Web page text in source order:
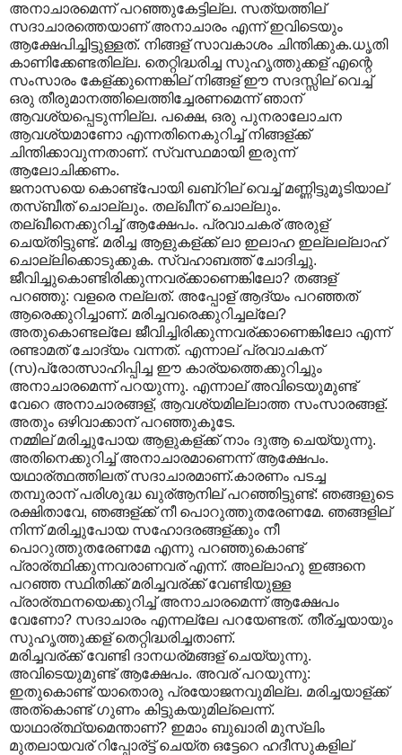
അനാചാരമെന്ന് പറഞ്ഞുകേട്ടില്ല. സത്യത്തില്
സദാചാരത്തെയാണ് അനാചാരം എന്ന് ഇവിടെയും
ആക്ഷേപിച്ചിട്ടുള്ളത്. നിങ്ങള് സാവകാശം ചിന്തിക്കുക.ധൃതി
കാണിക്കേണ്ടതില്ല. തെറ്റിദ്ധരിച്ച സുഹൃത്തുക്കള് എന്റെ
സംസാരം കേള്ക്കുന്നെങ്കില് നിങ്ങള് ഈ സദസ്സില് വെച്ച്
ഒരു തീരുമാനത്തിലെത്തിച്ചേരണമെന്ന് ഞാന്
ആവശ്യപ്പെടുന്നില്ല. പക്ഷെ, ഒരു പുനരാലോചന
ആവശ്യമാണോ എന്നതിനെകുറിച്ച് നിങ്ങള്ക്ക്
ചിന്തിക്കാവുന്നതാണ്. സ്വസ്ഥമായി ഇരുന്ന്
ആലോചിക്കണം.
ജനാസയെ കൊണ്ട്പോയി ഖബ്റില് വെച്ച് മണ്ണിട്ടുമൂടിയാല്
തസ്ബീത് ചൊല്ലും. തല്ഖീന് ചൊല്ലും.
തല്ഖീനെക്കുറിച്ച് ആക്ഷേപം. പ്രവാചകര് അരുള്
ചെയ്തിട്ടുണ്ട്. മരിച്ച ആളുകള്ക്ക് ലാ ഇലാഹ ഇല്ലല്ലാഹ്
ചൊല്ലിക്കൊടുക്കുക. സ്വഹാബത്ത് ചോദിച്ചു.
ജീവിച്ചുകൊണ്ടിരിക്കുന്നവര്ക്കാണെങ്കിലോ? തങ്ങള്
പറഞ്ഞു: വളരെ നല്ലത്. അപ്പോള് ആദ്യം പറഞ്ഞത്
ആരെക്കുറിച്ചാണ്. മരിച്ചവരെക്കുറിച്ചല്ലേ?
അതുകൊണ്ടല്ലേ ജീവിച്ചിരിക്കുന്നവര്ക്കാണെങ്കിലോ എന്ന്
രണ്ടാമത് ചോദ്യം വന്നത്. എന്നാല് പ്രവാചകന്
(സ)പ്രോത്സാഹിപ്പിച്ച ഈ കാര്യത്തെക്കുറിച്ചും
അനാചാരമെന്ന് പറയുന്നു. എന്നാല് അവിടെയുമുണ്ട്
വേറെ അനാചാരങ്ങള്, ആവശ്യമില്ലാത്ത സംസാരങ്ങള്.
അതും ഒഴിവാക്കാന് പറഞ്ഞുകൂടേ.
നമ്മില് മരിച്ചുപോയ ആളുകള്ക്ക് നാം ദുആ ചെയ്യുന്നു.
അതിനെക്കുറിച്ച് അനാചാരമാണെന്ന് ആക്ഷേപം.
യഥാര്ത്ഥത്തിലത് സദാചാരമാണ്.കാരണം പടച്ച
തമ്പുരാന് പരിശുദ്ധ ഖുര്ആനില് പറഞ്ഞിട്ടുണ്ട്: ഞങ്ങളുടെ
രക്ഷിതാവേ, ഞങ്ങള്ക്ക് നീ പൊറുത്തുതരേണമേ. ഞങ്ങളില്
നിന്ന് മരിച്ചുപോയ സഹോദരങ്ങള്ക്കും നീ
പൊറുത്തുതരേണമേ എന്നു പറഞ്ഞുകൊണ്ട്
പ്രാര്ത്ഥിക്കുന്നവരാണവര് എന്ന്. അല്ലാഹു ഇങ്ങനെ
പറഞ്ഞ സ്ഥിതിക്ക് മരിച്ചവര്ക്ക് വേണ്ടിയുള്ള
പ്രാര്ത്ഥനയെക്കുറിച്ച് അനാചാരമെന്ന് ആക്ഷേപം
വേണോ? സദാചാരം എന്നല്ലേ പറയേണ്ടത്. തീര്ച്ചയായും
സുഹൃത്തുക്കള് തെറ്റിദ്ധരിച്ചതാണ്.
മരിച്ചവര്ക്ക് വേണ്ടി ദാനധര്മങ്ങള് ചെയ്യുന്നു.
അവിടെയുമുണ്ട് ആക്ഷേപം. അവര് പറയുന്നു:
ഇതുകൊണ്ട് യാതൊരു പ്രയോജനവുമില്ല. മരിച്ചയാള്ക്ക്
അത്കൊണ്ട് ഗുണം കിട്ടുകയുമില്ലെന്ന്.
യാഥാര്ത്ഥ്യമെന്താണ്? ഇമാം ബുഖാരി മുസ്ലിം
മുതലായവര് റിപ്പോര്ട്ട് ചെയ്ത ഒട്ടേറെ ഹദീസുകളില്